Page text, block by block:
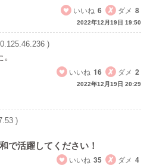
いいね 6 ダメ 8
2022年12月19日 19:50
)
いいね 16 ダメ 2
2022年12月19日 20:29
)
で活躍してください！
いいね 35 ダメ 4